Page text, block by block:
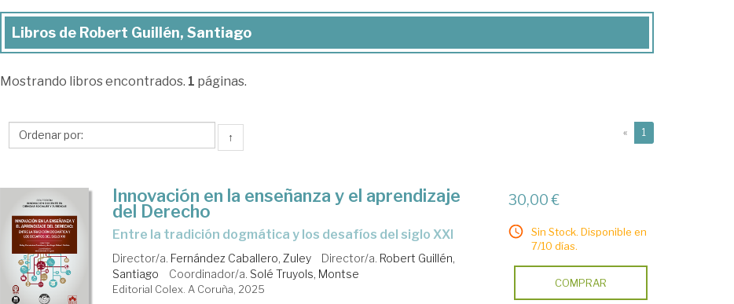
Libros
Robert
Santiago
Libros de Robert Guillén, Santiago
Mostrando libros encontrados. 1 páginas.
↑ « 1
Innovación en la enseñanza y el aprendizaje
del Derecho
Entre la tradición dogmática y los desafíos del siglo XXI
Director/a. Fernández Caballero, Zuley Director/a. Robert Guillén,
Santiago
Coordinador/a. Solé Truyols, Montse
Editorial Colex. A Coruña, 2025
30,00 €
Sin Stock. Disponible en
7/10 días.
COMPRAR